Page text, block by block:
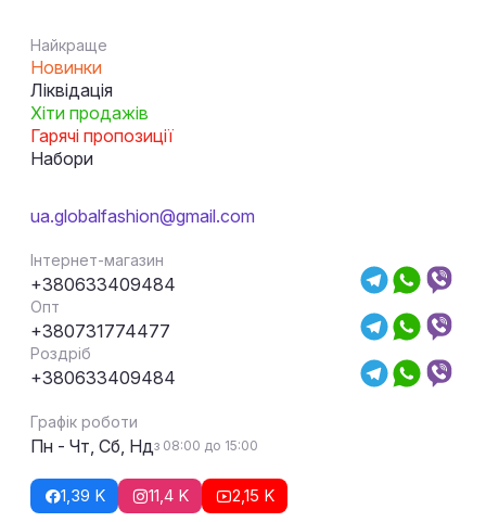
Найкраще
Новинки
Ліквідація
Хіти продажів
Гарячі пропозиції
Набори
ua.globalfashion@gmail.com
Інтернет-магазин
+380633409484
Опт
+380731774477
Роздріб
+380633409484
Графік роботи
Пн - Чт, Сб, Ндз 08:00 до 15:00
1,39 K 11,4 K 2,15 K